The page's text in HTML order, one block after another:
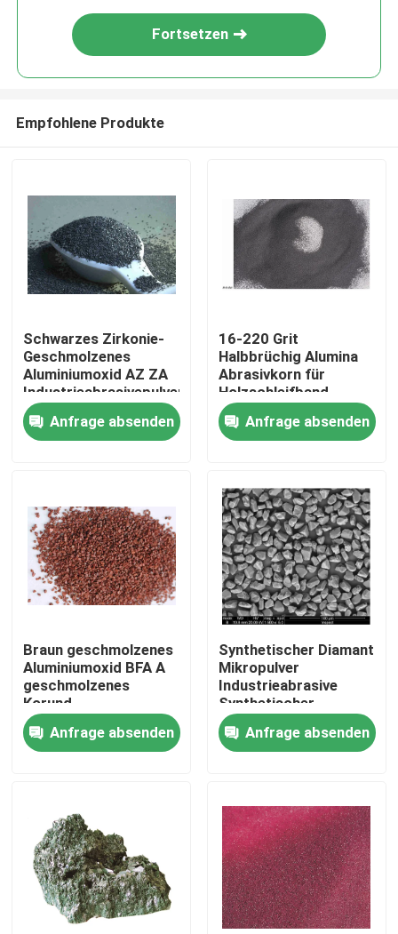
Zu Hause
Videos
Über uns
Werksbesichtigung
Qualitätskontrolle
Kontakt mit uns
Bitte um ein Angebot
Industrieabrasive
Beschichtete Abrasive
Fortsetzen
Empfohlene Produkte
Schwarzes Zirkonie-
Geschmolzenes
Aluminiumoxid AZ ZA
Industrieabrasivepulver
Anfrage absenden
16-220 Grit
Halbbrüchig Alumina
Abrasivkorn für
Holzschleifband
Anfrage absenden
Braun geschmolzenes
Aluminiumoxid BFA A
geschmolzenes
Korund
Abrasivindustrie
Anfrage absenden
Synthetischer Diamant
Mikropulver
Industrieabrasive
Synthetischer
Diamantgrit
Anfrage absenden